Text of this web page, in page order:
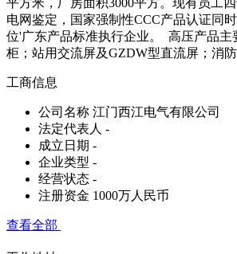
平方米，厂房面积3000平方。现有员工
电网鉴定，国家强制性CCC产品认证同
位'广东产品标准执行企业。 高压产品主
柜；站用交流屏及GZDW型直流屏；消
工商信息
公司名称 江门西江电气有限公司
法定代表人 -
成立日期 -
企业类型 -
经营状态 -
注册资金 1000万人民币
查看全部